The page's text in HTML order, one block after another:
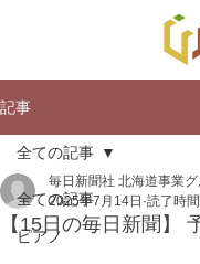
記事
全ての記事
ピアノ
全ての記事
【15日の毎日新聞】
毎日新聞社 北海道事業
2025年7月14日 読了時